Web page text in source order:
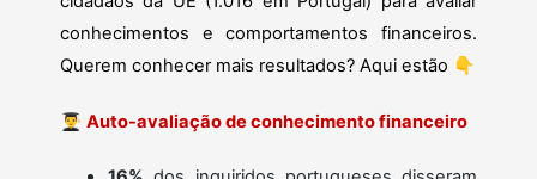
conhecimentos e comportamentos financeiros.
Querem conhecer mais resultados? Aqui estão 👇
👨‍🎓 Auto-avaliação de conhecimento financeiro